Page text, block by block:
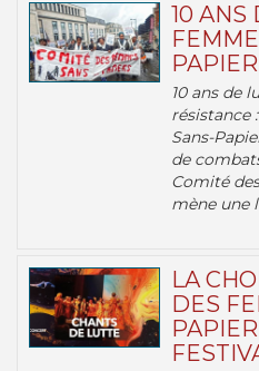
10 ANS
10 ans de
résistance
Sans-
de
Comité
mène une
LA
DES